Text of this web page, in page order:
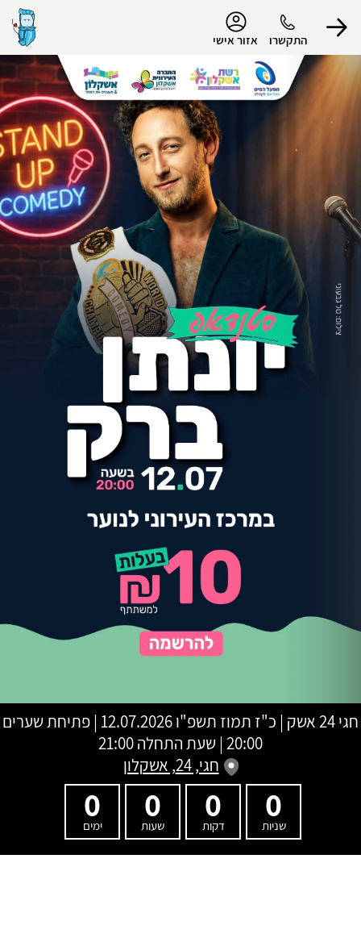
התקשרו אזור אישי
הפרופיל שלי
התנתק
חגי 24 אשק | כ"ז תמוז תשפ"ו
12.07.2026 | פתיחת שערים
20:00 | שעת התחלה 21:00
חגי, 24, אשקלון
0
שניות
0
דקות
0
שעות
0
ימים